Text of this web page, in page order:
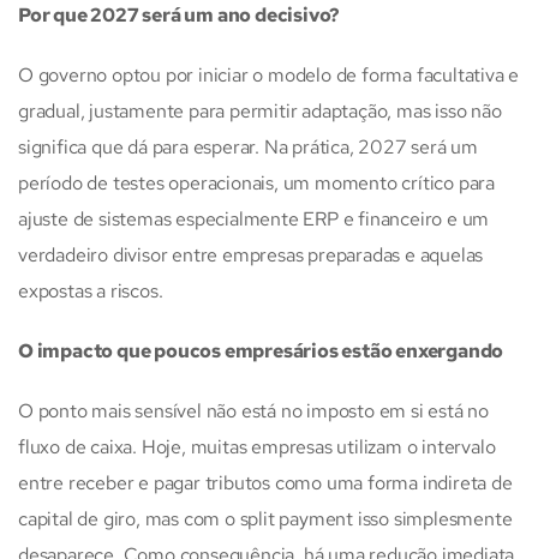
Por que 2027 será um ano decisivo?
O governo optou por iniciar o modelo de forma facultativa e
gradual, justamente para permitir adaptação, mas isso não
significa que dá para esperar. Na prática, 2027 será um
período de testes operacionais, um momento crítico para
ajuste de sistemas especialmente ERP e financeiro e um
verdadeiro divisor entre empresas preparadas e aquelas
expostas a riscos.
O impacto que poucos empresários estão enxergando
O ponto mais sensível não está no imposto em si está no
fluxo de caixa. Hoje, muitas empresas utilizam o intervalo
entre receber e pagar tributos como uma forma indireta de
capital de giro, mas com o split payment isso simplesmente